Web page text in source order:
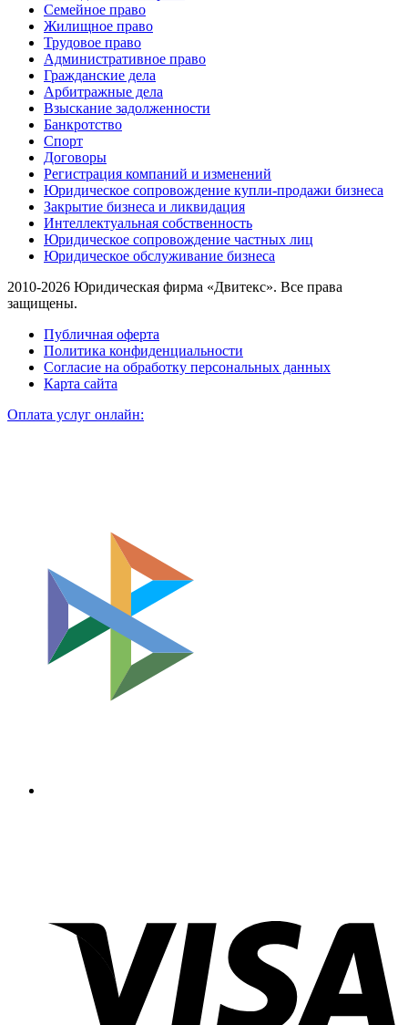
Семейное право
Жилищное право
Трудовое право
Административное право
Гражданские дела
Арбитражные дела
Взыскание задолженности
Банкротство
Спорт
Договоры
Регистрация компаний и изменений
Юридическое сопровождение купли-продажи бизнеса
Закрытие бизнеса и ликвидация
Интеллектуальная собственность
Юридическое сопровождение частных лиц
Юридическое обслуживание бизнеса
2010-2026 Юридическая фирма «Двитекс». Все права
защищены.
Публичная оферта
Политика конфиденциальности
Согласие на обработку персональных данных
Карта сайта
Оплата услуг онлайн: